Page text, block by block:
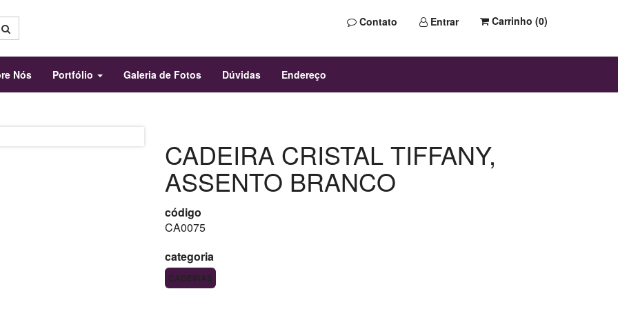
Contato Entrar Carrinho (0)
Nós Portfólio Galeria de Fotos Dúvidas Endereço
CADEIRA CRISTAL TIFFANY,
ASSENTO BRANCO
código
CA0075
categoria
CADEIRAS